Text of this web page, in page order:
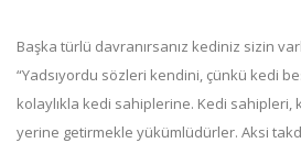
Başka türlü davranırsanız kediniz sizin
“Yadsıyordu sözleri kendini, çünkü kedi
kolaylıkla kedi sahiplerine. Kedi sahipleri,
yerine getirmekle yükümlüdürler. Aksi